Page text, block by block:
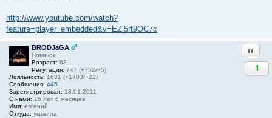
http://www.youtube.com/watch?
feature=player_embedded&v=EZl5rt9OC7c
BRODJaGA
Новичок
Возраст: 63
Репутация: 747 (+752/−5)
Лояльность: 1681 (+1703/−22)
Сообщения: 445
Зарегистрирован: 13.01.2011
С нами: 15 лет 6 месяцев
Имя: евгений
Откуда: украина
1